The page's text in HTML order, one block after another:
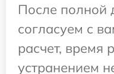
После полной
согласуем с
расчет, время
устранением